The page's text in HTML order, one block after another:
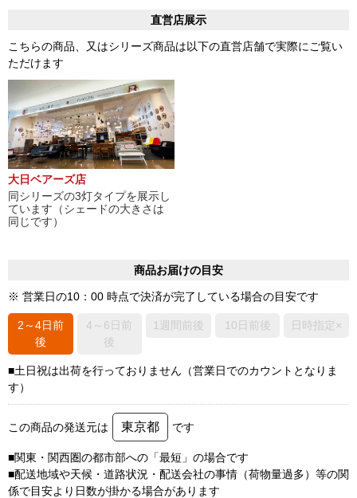
直営店展示
こちらの商品、又はシリーズ商品は以下の直営店舗で実際にご覧い
ただけます
大日ベアーズ店
同シリーズの3灯タイプを展示し
ています（シェードの大きさは
同じです）
商品お届けの目安
※ 営業日の10：00 時点で決済が完了している場合の目安です
2～4日前
後
4～6日前
後
1週間前後 10日前後 日時指定×
■土日祝は出荷を行っておりません（営業日でのカウントとなりま
す）
この商品の発送元は 東京都 です
■関東・関西圏の都市部への「最短」の場合です
■配送地域や天候・道路状況・配送会社の事情（荷物量過多）等の関
係で目安より日数が掛かる場合があります